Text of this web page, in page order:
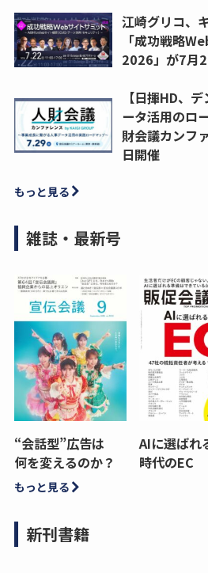
江崎グリコ、
「成功戦略
2026」が7月
【日揮HD、
ータ活用のロ
財会議カンフ
日開催
もっと見る
雑誌・最新号
“会話型”広告は
何を変えるのか？
AIに選ばれ
時代のEC
もっと見る
新刊書籍